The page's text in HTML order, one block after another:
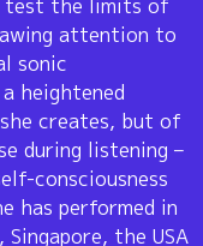
test the limits of
attention to
sonic
heightened
creates, but of
during listening –
consciousness
has performed in
the USA